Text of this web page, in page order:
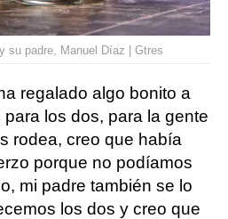
su padre, Manuel Díaz | Gtres
regalado algo bonito a
los dos, para la gente
rodea, creo que había
porque no podíamos
mi padre también se lo
los dos y creo que